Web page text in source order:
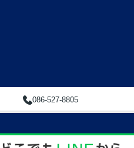
とんのやべ東隣)
086-527-8805